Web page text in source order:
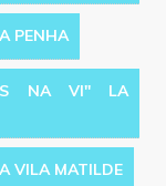
PENHA
NA VI'' LA
VILA MATILDE